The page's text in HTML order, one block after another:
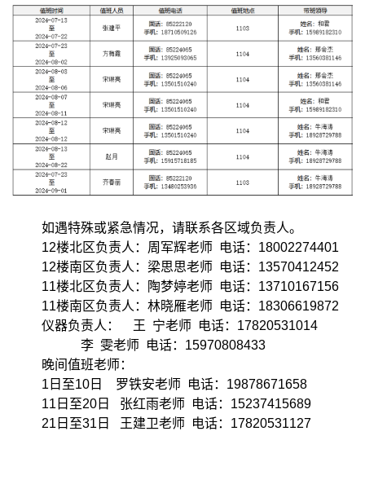
如遇特殊或紧急情况，请联系各区域负责人。
12楼北区负责人：周军辉老师 电话：18002274401
12楼南区负责人：梁思思老师 电话：13570412452
11楼北区负责人：陶梦婷老师 电话：13710167156
11楼南区负责人：林晓雁老师 电话：18306619872
仪器负责人： 王 宁老师 电话：17820531014
李 雯老师 电话：15970808433
晚间值班老师：
1日至10日 罗铁安老师 电话：19878671658
11日至20日 张红雨老师 电话：15237415689
21日至31日 王建卫老师 电话：17820531127